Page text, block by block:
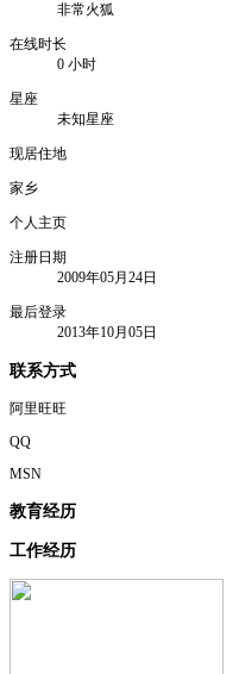
非常火狐
在线时长
0 小时
星座
未知星座
现居住地
家乡
个人主页
注册日期
2009年05月24日
最后登录
2013年10月05日
联系方式
阿里旺旺
QQ
MSN
教育经历
工作经历